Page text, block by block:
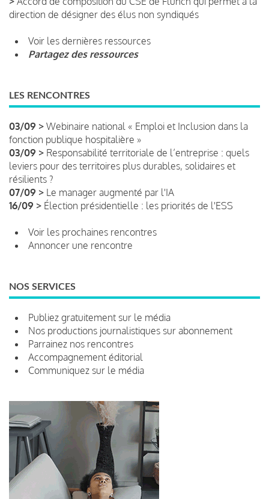
direction de désigner des élus non syndiqués
Voir les dernières ressources
Partagez des ressources
LES RENCONTRES
03/09 > Webinaire national « Emploi et Inclusion dans la
fonction publique hospitalière »
03/09 > Responsabilité territoriale de l’entreprise : quels
leviers pour des territoires plus durables, solidaires et
résilients ?
07/09 > Le manager augmenté par l'IA
16/09 > Élection présidentielle : les priorités de l'ESS
Voir les prochaines rencontres
Annoncer une rencontre
NOS SERVICES
Publiez gratuitement sur le média
Nos productions journalistiques sur abonnement
Parrainez nos rencontres
Accompagnement éditorial
Communiquez sur le média